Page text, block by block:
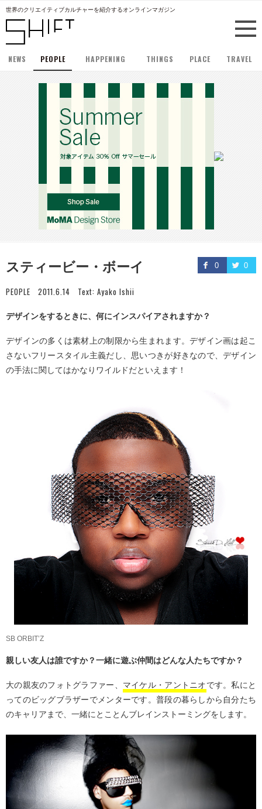
世界のクリエイティブカルチャーを紹介するオンラインマガジン
NEWS PEOPLE HAPPENING THINGS PLACE TRAVEL
0 0
スティービー・ボーイ
PEOPLE 2011.6.14 Text: Ayako Ishii
デザインをするときに、何にインスパイアされますか？
デザインの多くは素材上の制限から生まれます。デザイン画は起こ
さないフリースタイル主義だし、思いつきが好きなので、デザイン
の手法に関してはかなりワイルドだといえます！
SB ORBIT’Z
親しい友人は誰ですか？一緒に遊ぶ仲間はどんな人たちですか？
大の親友のフォトグラファー、 マイケル・アントニオです。私にと
ってのビッグブラザーでメンターです。普段の暮らしから自分たち
のキャリアまで、一緒にとことんブレインストーミングをします。